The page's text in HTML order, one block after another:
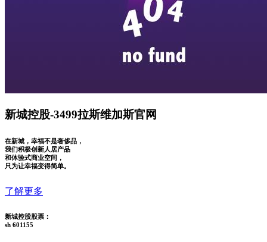
新城控股-3499拉斯维加斯官网
在新城，幸福不是奢侈品，
我们积极创新人居产品
和体验式商业空间，
只为让幸福变得简单。
了解更多
新城控股股票：
sh 601155